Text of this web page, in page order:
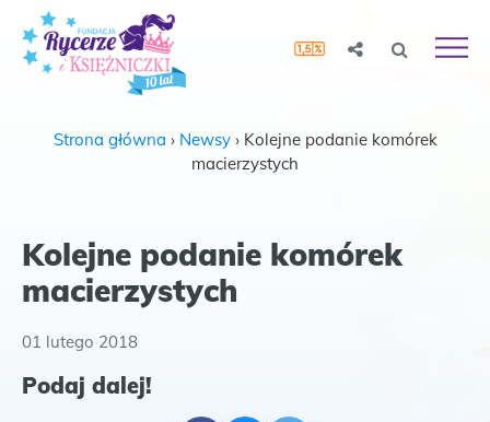
Strona główna › Newsy› Kolejne podanie komórek
macierzystych
Kolejne podanie komórek
macierzystych
01 lutego 2018
Podaj dalej!